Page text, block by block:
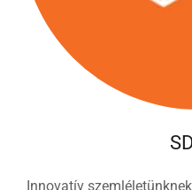
Innovatív